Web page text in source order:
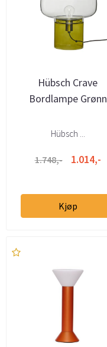
Hübsch Crave
Bordlampe Grønn
Hübsch ...
1.748,- 1.014,-
Kjøp